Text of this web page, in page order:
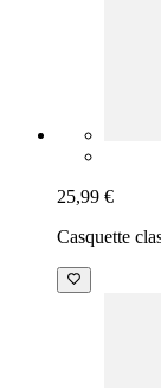
25,99 €
Casquette